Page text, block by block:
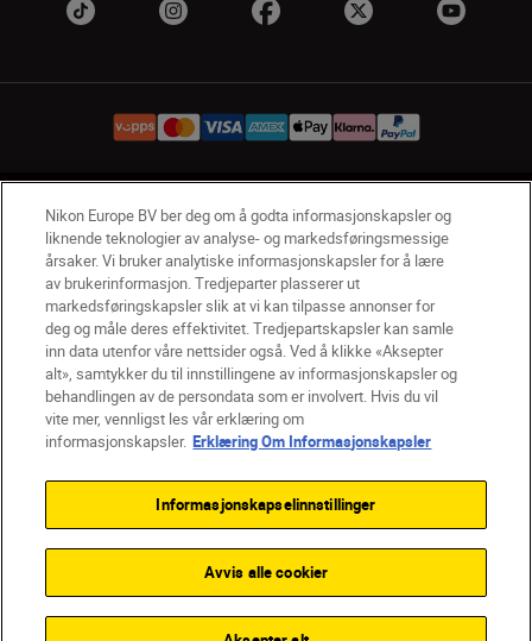
NO Nikon Sites
Kontakt oss Personvernerklæring
Bruksvilkår
Vilkår og betingelser for Nikon Store
Erklæring Om Informasjonskapsler
Tilgjengelighet
Innstillinger for informasjonskapsler
© 2026 Nikon
Back to top
Nikon Europe BV ber deg om å godta informasjonskapsler og
liknende teknologier av analyse- og markedsføringsmessige
årsaker. Vi bruker analytiske informasjonskapsler for å lære
av brukerinformasjon. Tredjeparter plasserer ut
markedsføringskapsler slik at vi kan tilpasse annonser for
deg og måle deres effektivitet. Tredjepartskapsler kan samle
inn data utenfor våre nettsider også. Ved å klikke «Aksepter
alt», samtykker du til innstillingene av informasjonskapsler og
behandlingen av de persondata som er involvert. Hvis du vil
vite mer, vennligst les vår erklæring om
informasjonskapsler. Erklæring Om Informasjonskapsler
Informasjonskapselinnstillinger
Avvis alle cookier